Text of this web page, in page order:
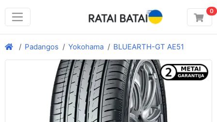
0
Padangos Yokohama BLUEARTH-GT AE51